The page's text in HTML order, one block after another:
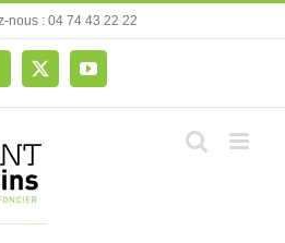
nous : 04 74 43 22 22
X YouTube